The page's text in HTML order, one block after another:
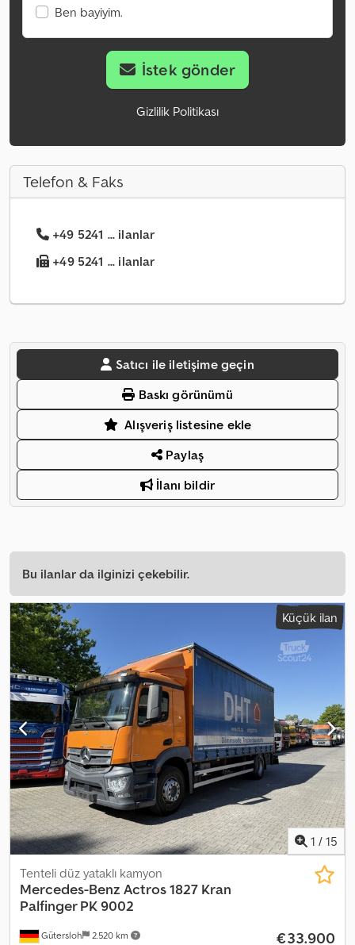
Ben bayiyim.
İstek gönder
Gizlilik Politikası
Telefon & Faks
+49 5241 ... ilanlar
+49 5241 ... ilanlar
Satıcı ile iletişime geçin
Baskı görünümü
Alışveriş listesine ekle
Paylaş
İlanı bildir
Bu ilanlar da ilginizi çekebilir.
Küçük ilan
1 / 15
Gütersloh 2.520 km
Tenteli düz yataklı kamyon
Mercedes-Benz Actros 1827 Kran
Palfinger PK 9002
€33.900